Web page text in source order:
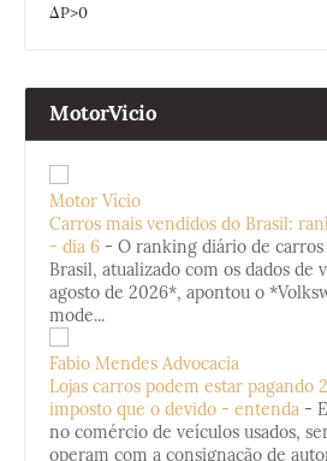
ΔP>0
MotorVicio
Motor Vício
Carros mais vendidos do Brasil:
- dia 6 - O ranking diário de
Brasil, atualizado com os dados de
agosto de 2026*, apontou o
mode...
Fabio Mendes Advocacia
Lojas carros podem estar pagando
imposto que o devido - entenda -
no comércio de veículos usados,
operam com a consignação de